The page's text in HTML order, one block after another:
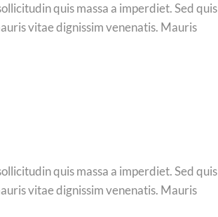
quis massa a imperdiet. Sed quis
vitae dignissim venenatis. Mauris
quis massa a imperdiet. Sed quis
vitae dignissim venenatis. Mauris